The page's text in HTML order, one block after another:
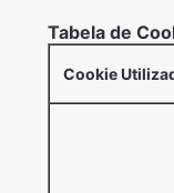
Tabela de
Cookie